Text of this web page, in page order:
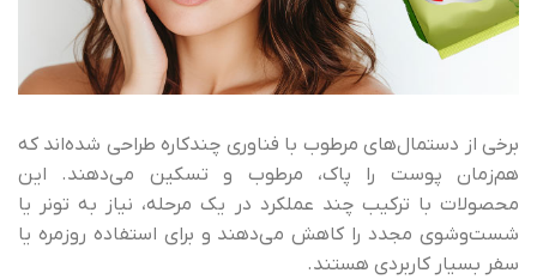
برخی از دستمال‌های مرطوب با فناوری چندکاره طراحی شده‌اند که
هم‌زمان پوست را پاک، مرطوب و تسکین می‌دهند. این
محصولات با ترکیب چند عملکرد در یک مرحله، نیاز به تونر یا
شست‌وشوی مجدد را کاهش می‌دهند و برای استفاده روزمره یا
سفر بسیار کاربردی هستند.